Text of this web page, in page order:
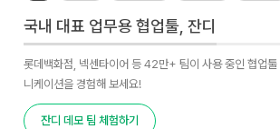
국내 대표 업무용 협업툴, 잔디
롯데백화점, 넥센타이어 등 42만+ 팀이 사용 중인 협업
니케이션을 경험해 보세요!
잔디 데모 팀 체험하기